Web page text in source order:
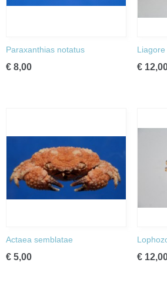
Paraxanthias notatus
€ 8,00 €
Actaea semblatae
€ 5,00 €